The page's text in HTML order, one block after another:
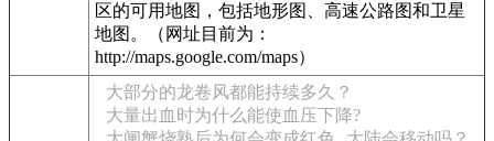
区的可用地图，包括地形图、高速公路图和卫星
地图。（网址目前为：
http://maps.google.com/maps）
大部分的龙卷风都能持续多久？
大量出血时为什么能使血压下降?